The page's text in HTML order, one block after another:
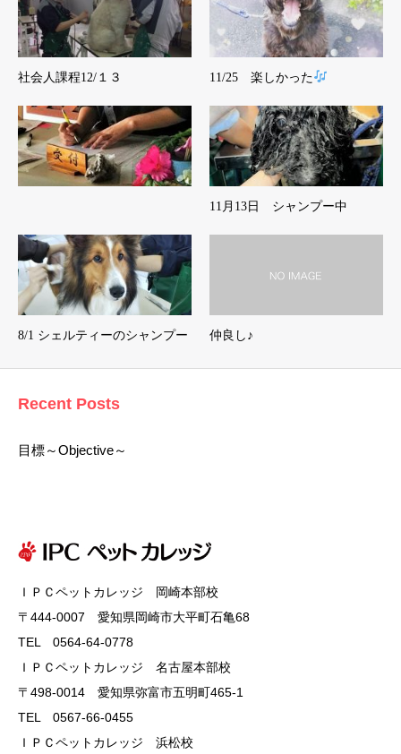
社会人課程12/１３ 11/25 楽しかった
11月13日 シャンプー中
8/1 シェルティーのシャンプー 仲良し♪
Recent Posts
目標～Objective～
ＩＰＣペットカレッジ 岡崎本部校
〒444-0007 愛知県岡崎市大平町石亀68
TEL 0564-64-0778
ＩＰＣペットカレッジ 名古屋本部校
〒498-0014 愛知県弥富市五明町465-1
TEL 0567-66-0455
ＩＰＣペットカレッジ 浜松校